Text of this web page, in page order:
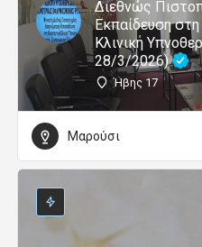
Διεθνώς
Εκπαίδευση
Κλινική
28/3/2026)
Ήβης 17
Μαρούσι